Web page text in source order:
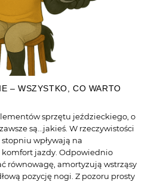
– WSZYSTKO, CO WARTO
sprzętu jeździeckiego, o
są...jakieś. W rzeczywistości
wpływają na
jazdy. Odpowiednio
równowagę, amortyzują wstrząsy
pozycję nogi. Z pozoru prosty